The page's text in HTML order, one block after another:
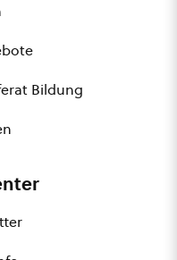
Bildung